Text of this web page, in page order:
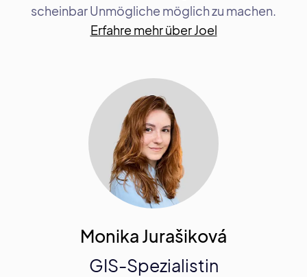
scheinbar Unmögliche möglich zu machen.
Erfahre mehr über Joel
Monika Jurašiková
GIS-Spezialistin